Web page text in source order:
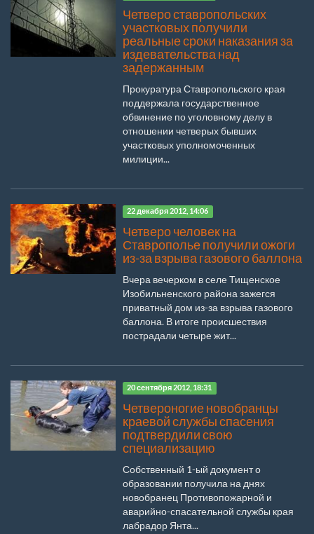
Четверо ставропольских
участковых получили
реальные сроки наказания за
издевательства над
задержанным
Прокуратура Ставропольского края
поддержала государственное
обвинение по уголовному делу в
отношении четверых бывших
участковых уполномоченных
милиции...
22 декабря 2012, 14:06
Четверо человек на
Ставрополье получили ожоги
из-за взрыва газового баллона
Вчера вечерком в селе Тищенское
Изобильненского района зажегся
приватный дом из-за взрыва газового
баллона. В итоге происшествия
пострадали четыре жит...
20 сентября 2012, 18:31
Четвероногие новобранцы
краевой службы спасения
подтвердили свою
специализацию
Собственный 1-ый документ о
образовании получила на днях
новобранец Противопожарной и
аварийно-спасательной службы края
лабрадор Янта...